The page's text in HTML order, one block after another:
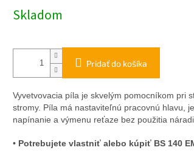
cena:
Skladom
Pridať do košíka
Vyvetvovacia píla je skvelým pomocníkom pri
stromy. Píla má nastaviteľnú pracovnú hlavu,
napínanie a výmenu reťaze bez použitia
• Potrebujete vlastniť alebo kúpiť BS 140